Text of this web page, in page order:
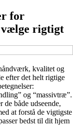
for
vælge rigtigt
kvalitet og
efter det helt rigtige
og “massivtræ”.
både udseende,
at forstå de vigtigste
bedst til dit hjem